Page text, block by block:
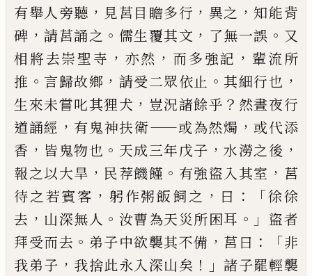
有舉人旁聽 ， 見莒目 瞻多行 ， 異之 ，知能背
碑 ，請莒誦之 。 儒生覆其文 ， 了無一誤 。 又
相將去崇聖寺 ， 亦然 ， 而多強記 ， 輩流所
推 。 言歸故鄉 ， 請受二眾依止 。其細行也 ，
生來未嘗叱其狸犬 ， 豈況諸餘乎 ？ 然晝夜行
道誦經 ， 有鬼神扶衛——或為然燭 ， 或代添
香 ， 皆鬼物也 。 天成三年戊子 ，水澇之後 ，
報之以大旱 ， 民荐饑饉 。 有強盜入其室 ， 莒
待之若賓客 ， 躬作粥飯飼之 ， 曰 ：「徐徐
去 ， 山深無人 。 汝曹為天災所困耳 。」 盜者
拜受而去 。 弟子中欲襲其不備 ， 莒曰 ：「非
我弟子 ， 我捨此永入深山矣 ！」諸子罷輕襲